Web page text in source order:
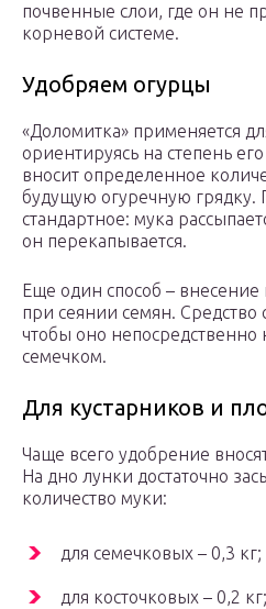
почвенные слои, где он не
корневой системе.
Удобряем огурцы
«Доломитка» применяется
ориентируясь на степень
вносит определенное
будущую огуречную
стандартное: мука
он перекапывается.
Еще один способ –
при сеянии семян.
чтобы оно непосредственно
семечком.
Для кустарников и
Чаще всего удобрение
На дно лунки достаточно
количество муки:
для семечковых – 0,3 кг;
для косточковых – 0,2 кг;